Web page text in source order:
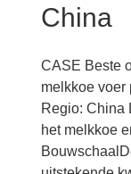
China
CASE Beste
melkkoe voer
Regio: China
het melkkoe